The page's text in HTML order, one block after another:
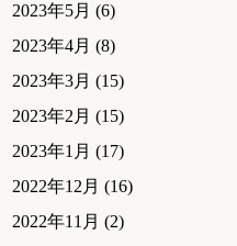
2023年5月 (6)
2023年4月 (8)
2023年3月 (15)
2023年2月 (15)
2023年1月 (17)
2022年12月 (16)
2022年11月 (2)